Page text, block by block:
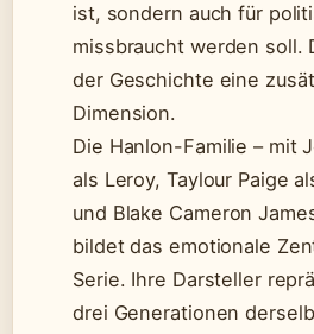
ist, sondern auch für
missbraucht werden soll.
der Geschichte eine
Dimension.
Die Hanlon-Familie – mit
als Leroy, Taylour Paige
und Blake Cameron
bildet das emotionale
Serie. Ihre Darsteller
drei Generationen